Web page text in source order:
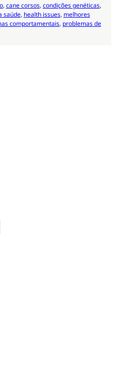
, cane corsos, condições genéticas
saúde, health issues, melhores
comportamentais, problemas de